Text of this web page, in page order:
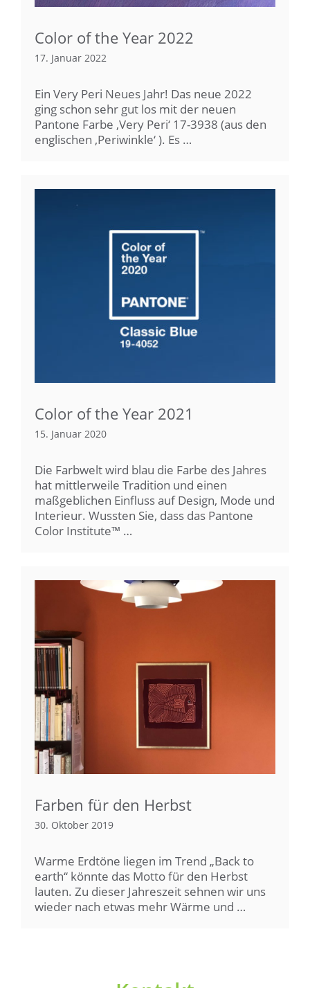
Color of the Year 2022
17. Januar 2022
Ein Very Peri Neues Jahr! Das neue 2022
ging schon sehr gut los mit der neuen
Pantone Farbe ‚Very Peri‘ 17-3938 (aus den
englischen ‚Periwinkle‘ ). Es …
Color of the Year 2021
15. Januar 2020
Die Farbwelt wird blau die Farbe des Jahres
hat mittlerweile Tradition und einen
maßgeblichen Einfluss auf Design, Mode und
Interieur. Wussten Sie, dass das Pantone
Color Institute™ …
Farben für den Herbst
30. Oktober 2019
Warme Erdtöne liegen im Trend „Back to
earth“ könnte das Motto für den Herbst
lauten. Zu dieser Jahreszeit sehnen wir uns
wieder nach etwas mehr Wärme und …